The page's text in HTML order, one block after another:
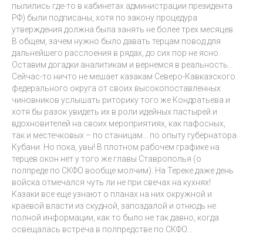
пылились где-то в кабинетах администрации президента
РФ) были подписаны, хотя по закону процедура
утверждения должна была занять не более трех месяцев.
В общем, зачем нужно было давать терцам повод для
дальнейшего расслоения в рядах, до сих пор не ясно.
Оставим догадки аналитикам и вернемся в реальность…
Сейчас-то ничто не мешает казакам Северо-Кавказского
федерального округа от своих высокопоставленных
чиновников услышать риторику того же Кондратьева и
хотя бы разок увидеть их в роли идейных пастырей и
вдохновителей на своих мероприятиях, как пафосных,
так и местечковых – по станицам… по опыту губернатора
Кубани. Но пока, увы! В плотном рабочем графике на
терцев окон нет у того же главы Ставрополья (о
полпреде по СКФО вообще молчим). На Тереке даже день
войска отмечался чуть ли не при свечах на кухнях!
Казаки все еще узнают о планах на них окружной и
краевой власти из скудной, запоздалой и отнюдь не
полной информации, как то было не так давно, когда
освещалась встреча в полпредстве по СКФО…